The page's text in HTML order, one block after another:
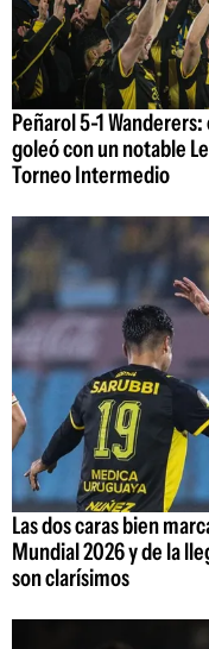
Peñarol 5-1
goleó con un notable
Torneo Intermedio
Las dos caras bien
Mundial 2026 y de la
son clarísimos